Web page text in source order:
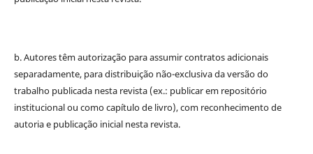
b. Autores têm autorização para assumir contratos adicionais
separadamente, para distribuição não-exclusiva da versão do
trabalho publicada nesta revista (ex.: publicar em repositório
institucional ou como capítulo de livro), com reconhecimento de
autoria e publicação inicial nesta revista.